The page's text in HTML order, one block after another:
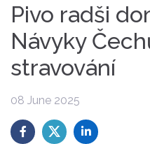
Pivo radši
Návyky
stravování
08 June 2025